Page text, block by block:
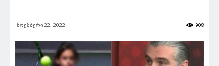
ნოემბერი 22, 2022 908